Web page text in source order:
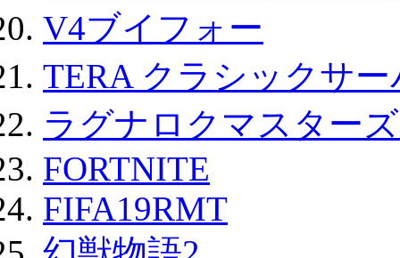
V4ブイフォー
TERA クラシックサ
ラグナロクマスター
FORTNITE
FIFA19RMT